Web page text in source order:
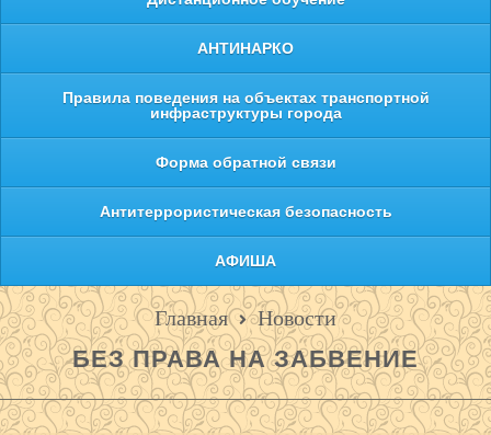
АНТИНАРКО
Правила поведения на объектах транспортной
инфраструктуры города
Форма обратной связи
Антитеррористическая безопасность
АФИША
Главная Новости
БЕЗ ПРАВА НА ЗАБВЕНИЕ